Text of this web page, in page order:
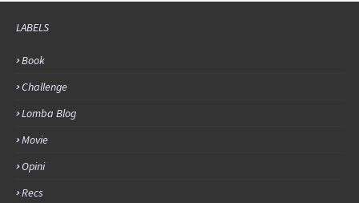
LABELS
Book
Challenge
Lomba Blog
Movie
Opini
Recs